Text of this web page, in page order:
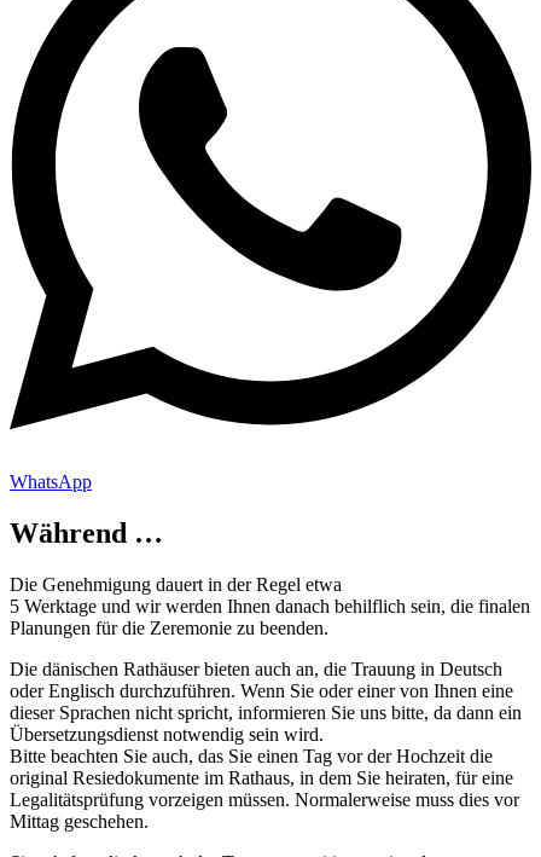
WhatsApp
Während …
Die Genehmigung dauert in der Regel etwa
5 Werktage und wir werden Ihnen danach behilflich sein, die finalen
Planungen für die Zeremonie zu beenden.
Die dänischen Rathäuser bieten auch an, die Trauung in Deutsch
oder Englisch durchzuführen. Wenn Sie oder einer von Ihnen eine
dieser Sprachen nicht spricht, informieren Sie uns bitte, da dann ein
Übersetzungsdienst notwendig sein wird.
Bitte beachten Sie auch, das Sie einen Tag vor der Hochzeit die
original Resiedokumente im Rathaus, in dem Sie heiraten, für eine
Legalitätsprüfung vorzeigen müssen. Normalerweise muss dies vor
Mittag geschehen.